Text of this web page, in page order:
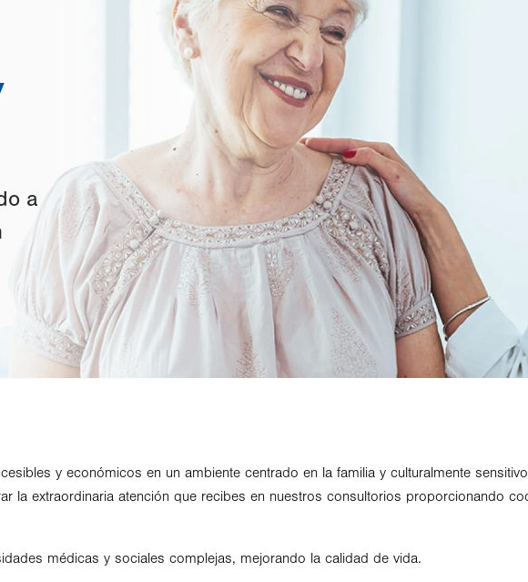
a
y económicos en un ambiente centrado en la familia y culturalmente
la extraordinaria atención que recibes en nuestros consultorios proporcionando
médicas y sociales complejas, mejorando la calidad de vida.